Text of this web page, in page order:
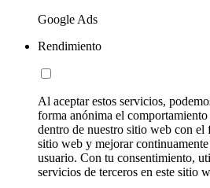
Google Ads
Rendimiento
Al aceptar estos servicios,
forma anónima el
dentro de nuestro sitio web con
sitio web y mejorar
usuario. Con tu consentimiento,
servicios de terceros en este sitio